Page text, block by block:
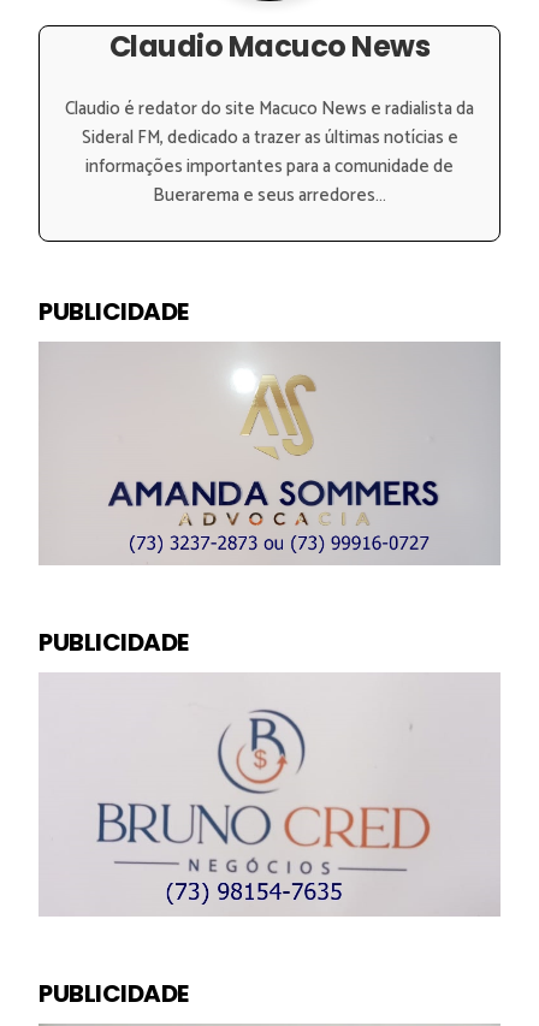
Claudio Macuco News
Claudio é redator do site Macuco News e radialista da
Sideral FM, dedicado a trazer as últimas notícias e
informações importantes para a comunidade de
Buerarema e seus arredores...
PUBLICIDADE
PUBLICIDADE
PUBLICIDADE